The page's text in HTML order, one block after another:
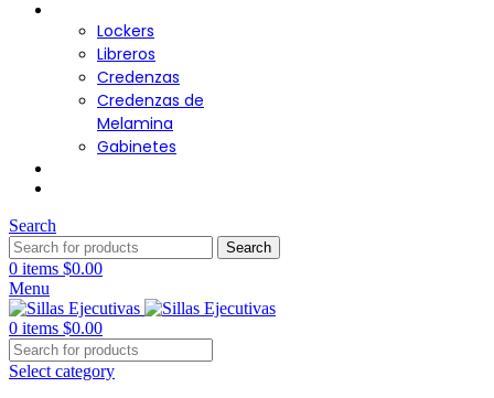
Lockers
Libreros
Credenzas
Credenzas de
Melamina
Gabinetes
Search
Search
0 items $0.00
Menu
0 items $0.00
Select category